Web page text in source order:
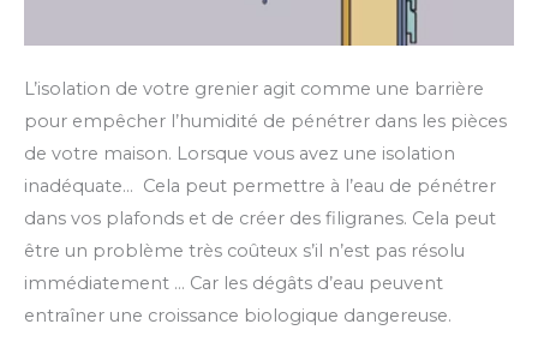
L’isolation de votre grenier agit comme une barrière
pour empêcher l’humidité de pénétrer dans les pièces
de votre maison. Lorsque vous avez une isolation
inadéquate… Cela peut permettre à l’eau de pénétrer
dans vos plafonds et de créer des filigranes. Cela peut
être un problème très coûteux s’il n’est pas résolu
immédiatement … Car les dégâts d’eau peuvent
entraîner une croissance biologique dangereuse.